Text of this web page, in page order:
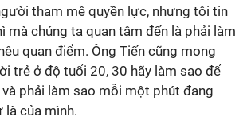
tham mê quyền lực, nhưng tôi tin
mà chúng ta quan tâm đến là phải làm
quan điểm. Ông Tiến cũng mong
trẻ ở độ tuổi 20, 30 hãy làm sao để
phải làm sao mỗi một phút đang
là của mình.